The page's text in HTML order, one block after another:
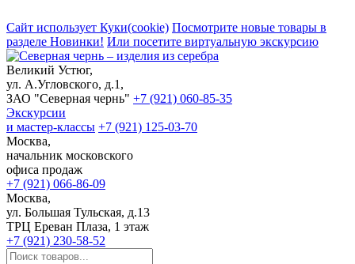
Сайт использует Куки(cookie) Посмотрите новые товары в
разделе Новинки! Или посетите виртуальную экскурсию
Великий Устюг,
ул. А.Угловского, д.1,
ЗАО "Северная чернь" +7 (921) 060-85-35
Экскурсии
и мастер-классы +7 (921) 125-03-70
Москва,
начальник московского
офиса продаж
+7 (921) 066-86-09
Москва,
ул. Большая Тульская, д.13
ТРЦ Ереван Плаза, 1 этаж
+7 (921) 230-58-52